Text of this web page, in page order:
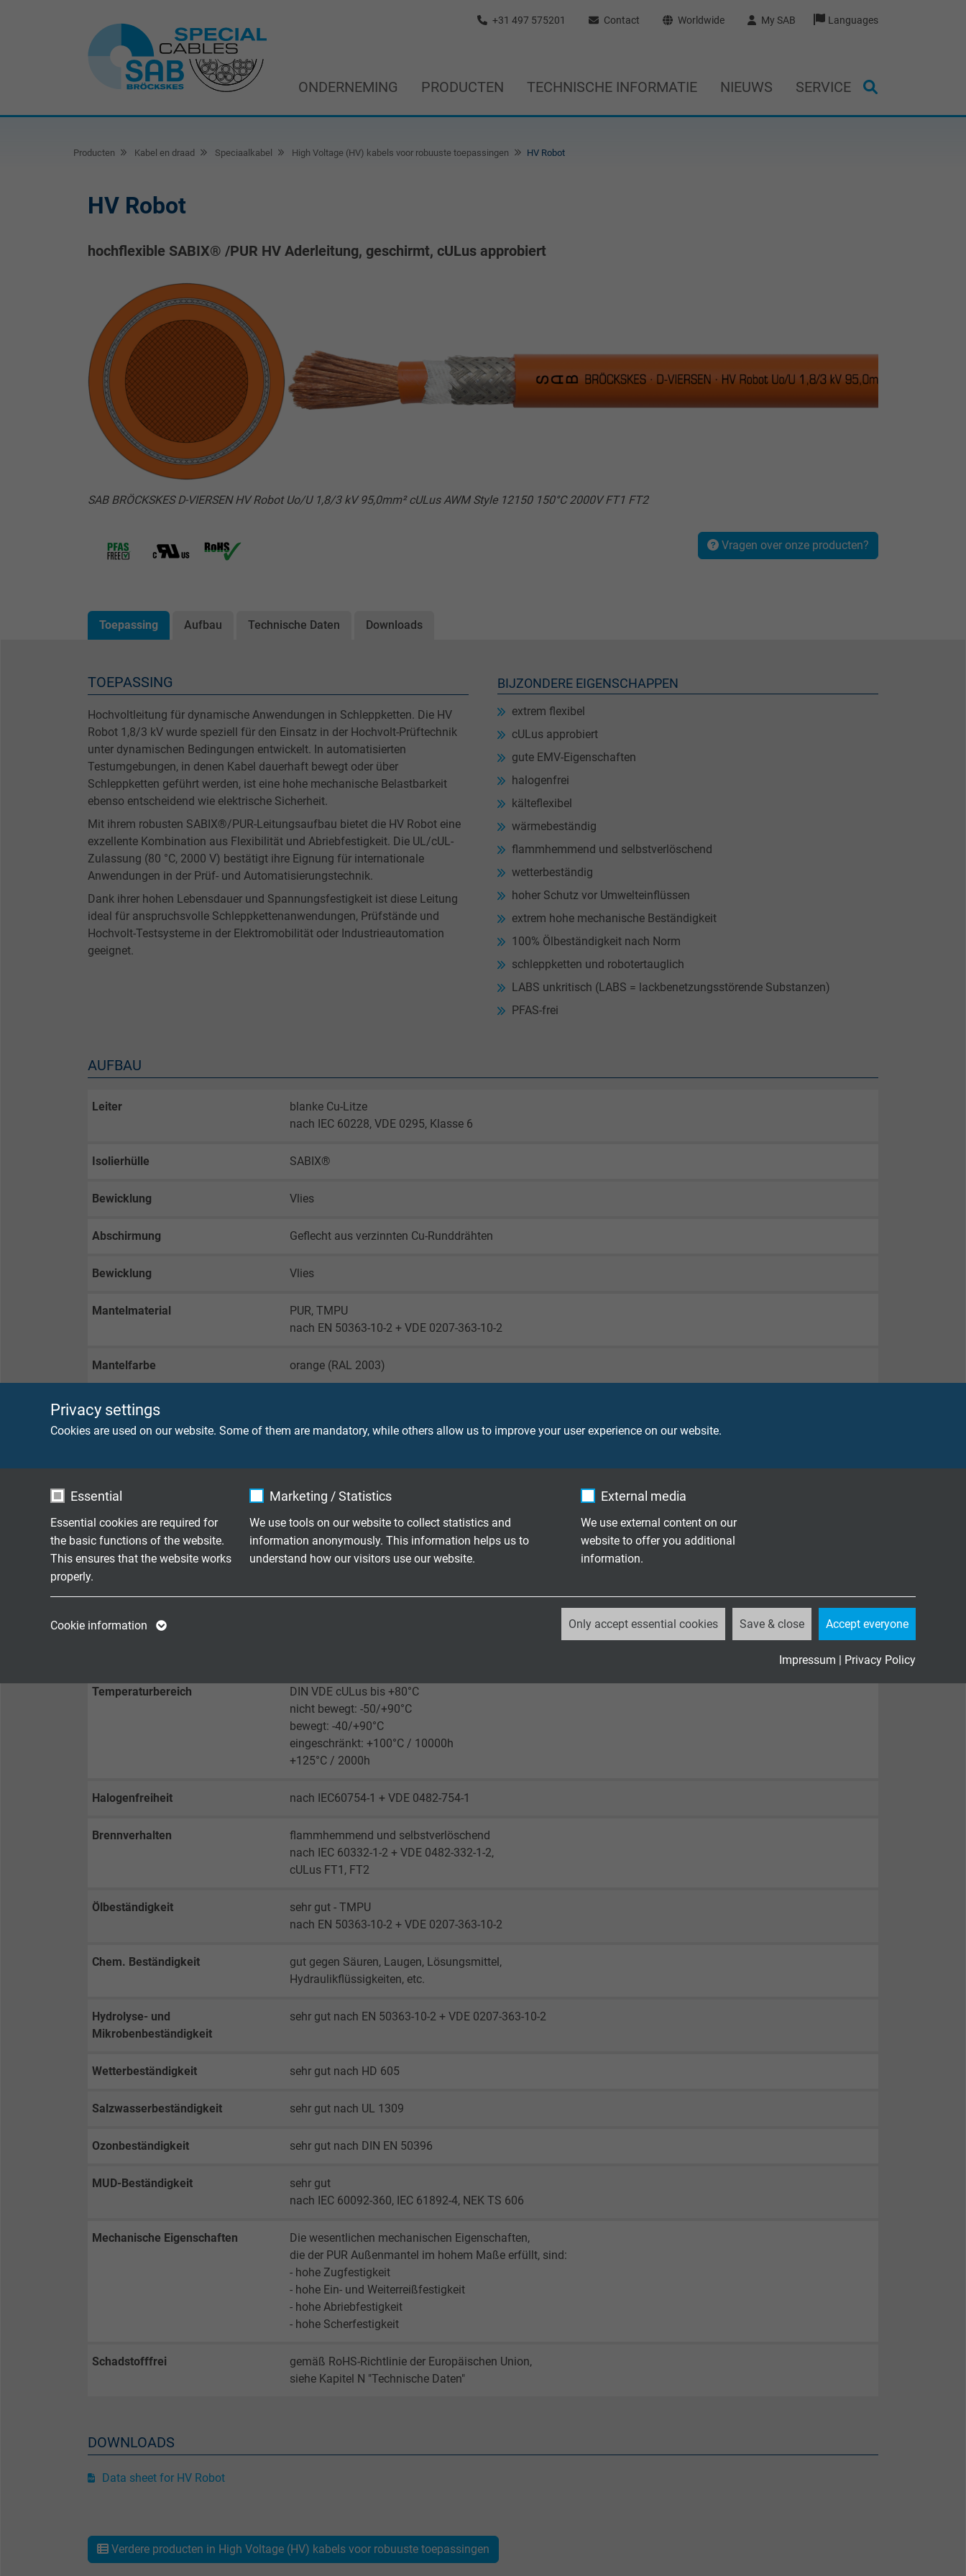
Privacy settings
Cookies are used on our website. Some of them are mandatory, while others allow us to improve your user experience on our website.
Essential
Essential cookies are required for
the basic functions of the website.
This ensures that the website works
properly.
Marketing / Statistics
We use tools on our website to collect statistics and
information anonymously. This information helps us to
understand how our visitors use our website.
Purpose
Google cookie for website analysis.
Generates statistical data on how the
visitor uses the website.
_ga_XKZTZRJBX7, Google Analytics
2 years
Purpose
Generates statistical data on how the
visitor uses the website.
_gid, Google Analytics
Google cookie for website analysis.
visitor uses the website.
_gat_UA-36516539-1, Google Analytics
Vendor
Purpose
Google cookie for website analysis.
Generates statistical data on how the
visitor uses the website.
IDE, Google DoubleClick
Vendor Google LLC
Name test_cookie, Google DoubleClick
External media
We use external content on our
website to offer you additional
information.
Cookie information Only accept essential cookies Save & close Accept everyone
Impressum | Privacy Policy
+31 497 575201 Contact Worldwide My SAB Languages
ONDERNEMING PRODUCTEN TECHNISCHE INFORMATIE NIEUWS SERVICE
Producten Kabel en draad Speciaalkabel High Voltage (HV) kabels voor robuuste toepassingen HV Robot
HV Robot
hochflexible SABIX® /PUR HV Aderleitung, geschirmt, cULus approbiert
SAB BRÖCKSKES D-VIERSEN HV Robot Uo/U 1,8/3 kV 95,0mm² cULus AWM Style 12150 150°C 2000V FT1 FT2
Vragen over onze producten?
Toepassing Aufbau Technische Daten Downloads
TOEPASSING
Hochvoltleitung für dynamische Anwendungen in Schleppketten. Die HV
Robot 1,8/3 kV wurde speziell für den Einsatz in der Hochvolt-Prüftechnik
unter dynamischen Bedingungen entwickelt. In automatisierten
Testumgebungen, in denen Kabel dauerhaft bewegt oder über
Schleppketten geführt werden, ist eine hohe mechanische Belastbarkeit
ebenso entscheidend wie elektrische Sicherheit.
Mit ihrem robusten SABIX®/PUR-Leitungsaufbau bietet die HV Robot eine
exzellente Kombination aus Flexibilität und Abriebfestigkeit. Die UL/cUL-
Zulassung (80 °C, 2000 V) bestätigt ihre Eignung für internationale
Anwendungen in der Prüf- und Automatisierungstechnik.
Dank ihrer hohen Lebensdauer und Spannungsfestigkeit ist diese Leitung
ideal für anspruchsvolle Schleppkettenanwendungen, Prüfstände und
Hochvolt-Testsysteme in der Elektromobilität oder Industrieautomation
geeignet.
BIJZONDERE EIGENSCHAPPEN
extrem flexibel
cULus approbiert
gute EMV-Eigenschaften
halogenfrei
kälteflexibel
wärmebeständig
flammhemmend und selbstverlöschend
wetterbeständig
hoher Schutz vor Umwelteinflüssen
extrem hohe mechanische Beständigkeit
100% Ölbeständigkeit nach Norm
schleppketten und robotertauglich
LABS unkritisch (LABS = lackbenetzungsstörende Substanzen)
PFAS-frei
AUFBAU
Leiter
blanke Cu-Litze
nach IEC 60228, VDE 0295, Klasse 6
Isolierhülle SABIX®
Bewicklung Vlies
Abschirmung Geflecht aus verzinnten Cu-Runddrähten
Bewicklung Vlies
Mantelmaterial
PUR, TMPU
nach EN 50363-10-2 + VDE 0207-363-10-2
Mantelfarbe orange (RAL 2003)
TECHNISCHE DATEN
Nennspannung
Uo/U 1,8/3,0 kV AC
Spannung cULus 2000 V
Prüfspannung 6500 V
Strombelastbarkeit nach VDE 0298-4
Temperaturbereich
DIN VDE cULus bis +80°C
nicht bewegt: -50/+90°C
bewegt: -40/+90°C
eingeschränkt: +100°C / 10000h
+125°C / 2000h
Halogenfreiheit nach IEC60754-1 + VDE 0482-754-1
Brennverhalten
flammhemmend und selbstverlöschend
nach IEC 60332-1-2 + VDE 0482-332-1-2,
cULus FT1, FT2
Ölbeständigkeit
sehr gut - TMPU
nach EN 50363-10-2 + VDE 0207-363-10-2
Chem. Beständigkeit
gut gegen Säuren, Laugen, Lösungsmittel,
Hydraulikflüssigkeiten, etc.
Hydrolyse- und
Mikrobenbeständigkeit
sehr gut nach EN 50363-10-2 + VDE 0207-363-10-2
Wetterbeständigkeit sehr gut nach HD 605
Salzwasserbeständigkeit sehr gut nach UL 1309
Ozonbeständigkeit sehr gut nach DIN EN 50396
MUD-Beständigkeit
sehr gut
nach IEC 60092-360, IEC 61892-4, NEK TS 606
Mechanische Eigenschaften
Die wesentlichen mechanischen Eigenschaften,
die der PUR Außenmantel im hohem Maße erfüllt, sind:
- hohe Zugfestigkeit
- hohe Ein- und Weiterreißfestigkeit
- hohe Abriebfestigkeit
- hohe Scherfestigkeit
Schadstofffrei
gemäß RoHS-Richtlinie der Europäischen Union,
siehe Kapitel N "Technische Daten"
DOWNLOADS
Data sheet for HV Robot
Verdere producten in High Voltage (HV) kabels voor robuuste toepassingen